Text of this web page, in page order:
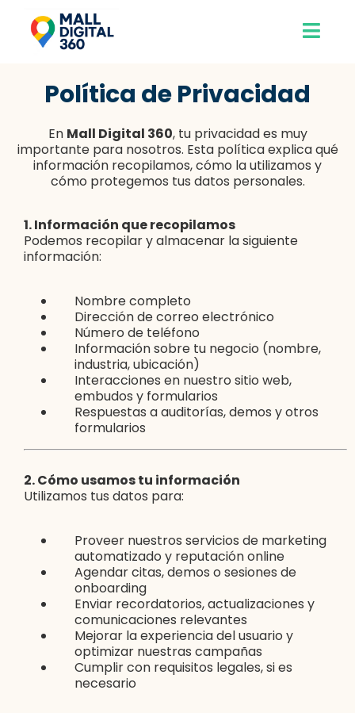
Política de Privacidad
En Mall Digital 360, tu privacidad es muy
importante para nosotros. Esta política explica qué
información recopilamos, cómo la utilizamos y
cómo protegemos tus datos personales.
1. Información que recopilamos
Podemos recopilar y almacenar la siguiente
información:
Nombre completo
Dirección de correo electrónico
Número de teléfono
Información sobre tu negocio (nombre,
industria, ubicación)
Interacciones en nuestro sitio web,
embudos y formularios
Respuestas a auditorías, demos y otros
formularios
2. Cómo usamos tu información
Utilizamos tus datos para:
Proveer nuestros servicios de marketing
automatizado y reputación online
Agendar citas, demos o sesiones de
onboarding
Enviar recordatorios, actualizaciones y
comunicaciones relevantes
Mejorar la experiencia del usuario y
optimizar nuestras campañas
Cumplir con requisitos legales, si es
necesario